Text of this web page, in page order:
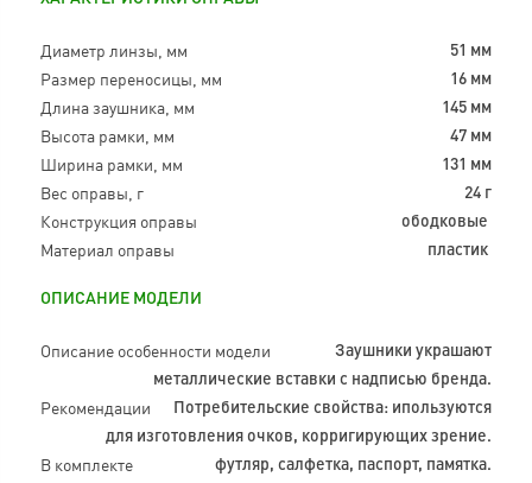
Диаметр линзы, мм 51 мм
Размер переносицы, мм 16 мм
Длина заушника, мм 145 мм
Высота рамки, мм 47 мм
Ширина рамки, мм 131 мм
Вес оправы, г 24 г
Конструкция оправы ободковые
Материал оправы пластик
ОПИСАНИЕ МОДЕЛИ
Описание особенности модели
Заушники украшают
металлические вставки с надписью бренда.
Рекомендации
Потребительские свойства: ипользуются
для изготовления очков, корригирующих зрение.
В комплекте футляр, салфетка, паспорт, памятка.